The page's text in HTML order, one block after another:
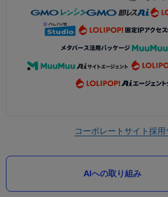
コーポレートサイト採用
AIへの取り組み